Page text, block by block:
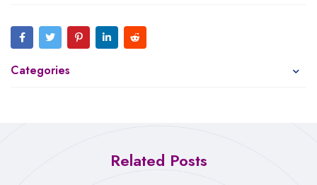
Categories
Related Posts